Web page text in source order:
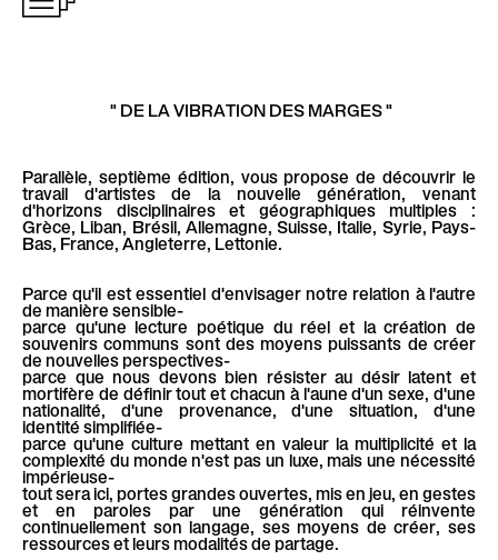
a
e
c
h
a
r
g
e
é
c
h
a
r
g
o
" DE LA VIBRATION DES MARGES "
Parallèle, septième édition, vous propose de découvrir le
travail d'artistes de la nouvelle génération, venant
d'horizons disciplinaires et géographiques multiples :
Grèce, Liban, Brésil, Allemagne, Suisse, Italie, Syrie, Pays-
Bas, France, Angleterre, Lettonie.
Parce qu'il est essentiel d'envisager notre relation à l'autre
de manière sensible-
parce qu'une lecture poétique du réel et la création de
souvenirs communs sont des moyens puissants de créer
de nouvelles perspectives-
parce que nous devons bien résister au désir latent et
mortifère de définir tout et chacun à l'aune d'un sexe, d'une
nationalité, d'une provenance, d'une situation, d'une
identité simplifiée-
parce qu'une culture mettant en valeur la multiplicité et la
complexité du monde n'est pas un luxe, mais une nécessité
impérieuse-
tout sera ici, portes grandes ouvertes, mis en jeu, en gestes
et en paroles par une génération qui réinvente
continuellement son langage, ses moyens de créer, ses
ressources et leurs modalités de partage.